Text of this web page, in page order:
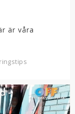
är våra